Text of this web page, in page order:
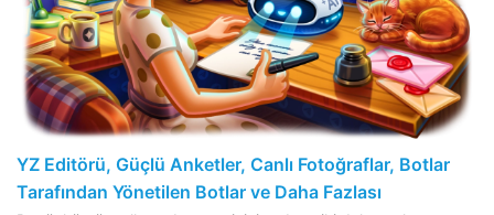
YZ Editörü, Güçlü Anketler, Canlı Fotoğraflar, Botlar
Tarafından Yönetilen Botlar ve Daha Fazlası